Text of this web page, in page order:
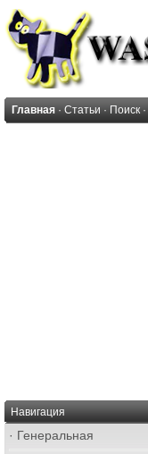
Главная · Статьи · Поиск ·
Навигация
· Генеральная